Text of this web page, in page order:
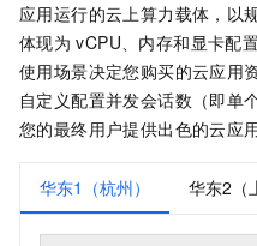
应用运行的云上算力载体，以
体现为 vCPU、内存和显卡配
使用场景决定您购买的云应用
自定义配置并发会话数（即单
您的最终用户提供出色的云应
华东1（杭州） 华东2（